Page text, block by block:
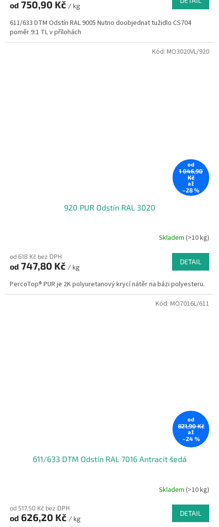
od 750,90 Kč / kg
611/633 DTM Odstín RAL 9005 Nutno doobjednat tužidlo CS704
poměr 9:1 TL v přílohách
od
1 046,90
Kč
až
–28 %
920 PUR Odstín RAL 3020
Skladem (>10 kg)
od 618 Kč bez DPH
od 747,80 Kč / kg
DETAIL
PercoTop® PUR je 2K polyuretanový krycí nátěr na bázi polyesteru.
Kód: MO3020VL/920
od
821,90 Kč
až
–24 %
611/633 DTM Odstín RAL 7016 Antracit šedá
Skladem (>10 kg)
od 517,50 Kč bez DPH
od 626,20 Kč / kg
DETAIL
Kód: MO7016L/611